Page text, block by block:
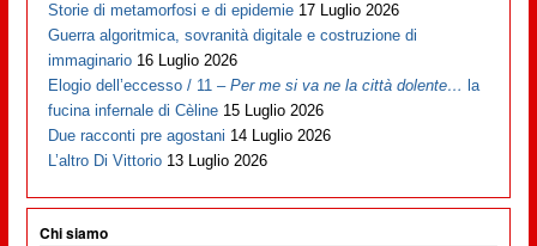
Storie di metamorfosi e di epidemie 17 Luglio 2026
Guerra algoritmica, sovranità digitale e costruzione di
immaginario 16 Luglio 2026
Elogio dell’eccesso / 11 –Per me si va ne la città dolente… la
fucina infernale di Cèline 15 Luglio 2026
Due racconti pre agostani 14 Luglio 2026
L’altro Di Vittorio 13 Luglio 2026
Chi siamo